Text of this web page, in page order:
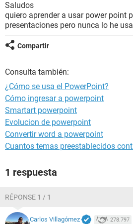
Saludos
quiero aprender a usar power point
presentaciones pero nunca lo he
Compartir
Consulta también:
¿Cómo se usa el PowerPoint?
Cómo ingresar a powerpoint
Smartart powerpoint
Evolucion de powerpoint
Convertir word a powerpoint
Cuantos temas preestablecidos
1 respuesta
RÉPONSE 1 / 1
Carlos Villagómez 278.797